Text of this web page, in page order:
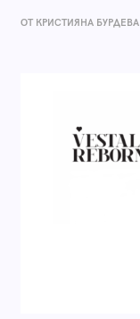
ОТ КРИСТИЯНА БУРДЕВА